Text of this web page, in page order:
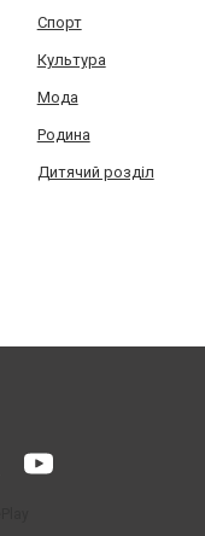
Спорт
Культура
Мода
Родина
Дитячий розділ